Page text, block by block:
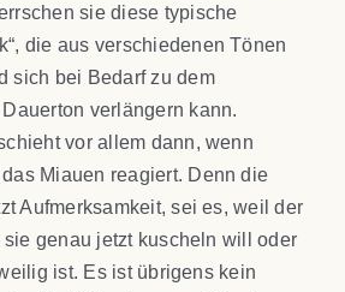
sie diese typische
die aus verschiedenen Tönen
sich bei Bedarf zu dem
verlängern kann.
vor allem dann, wenn
Miauen reagiert. Denn die
Aufmerksamkeit, sei es, weil der
sie genau jetzt kuscheln will oder
ist. Es ist übrigens kein